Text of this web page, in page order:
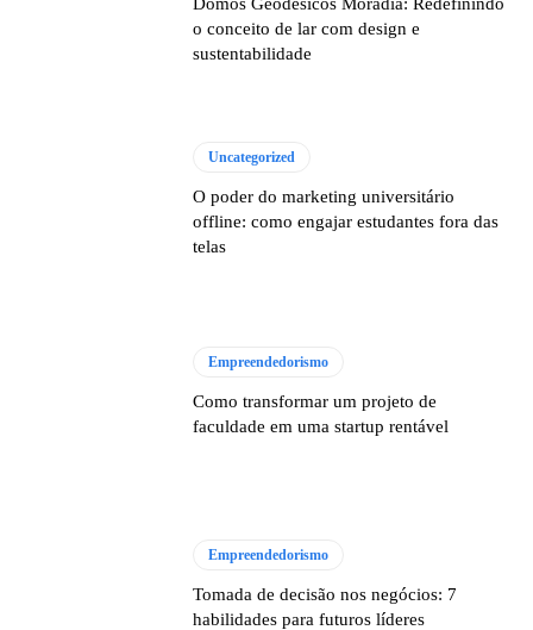
o conceito de lar com design e
sustentabilidade
Uncategorized
O poder do marketing universitário
offline: como engajar estudantes fora das
telas
Empreendedorismo
Como transformar um projeto de
faculdade em uma startup rentável
Empreendedorismo
Tomada de decisão nos negócios: 7
habilidades para futuros líderes